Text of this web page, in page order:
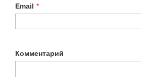
Email *
Комментарий